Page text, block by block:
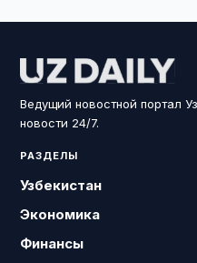
Ведущий новостной портал
новости 24/7.
РАЗДЕЛЫ
Узбекистан
Экономика
Финансы